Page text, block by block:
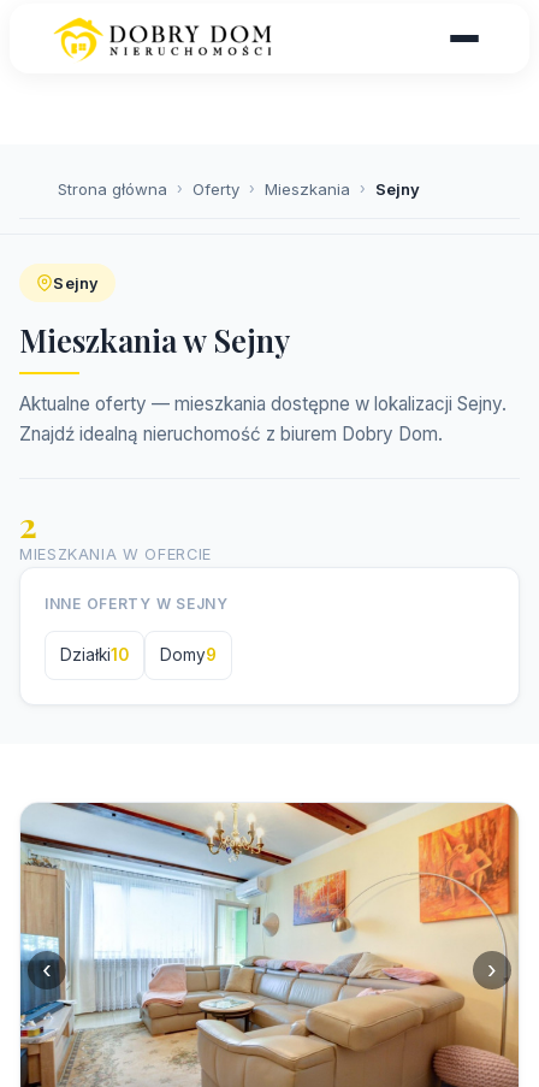
Strona główna › Oferty › Mieszkania › Sejny
Sejny
Mieszkania w Sejny
Aktualne oferty — mieszkania dostępne w lokalizacji Sejny.
Znajdź idealną nieruchomość z biurem Dobry Dom.
2
MIESZKANIA W OFERCIE
INNE OFERTY W SEJNY
Działki10 Domy9
‹ ›